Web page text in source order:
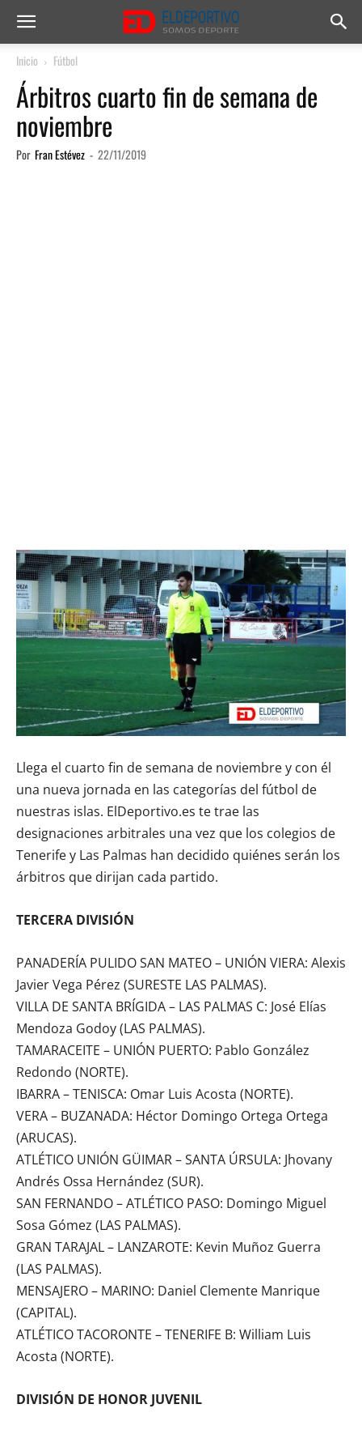
Inicio Fútbol
Árbitros cuarto fin de semana de
noviembre
Por Fran Estévez - 22/11/2019
Llega el cuarto fin de semana de noviembre y con él
una nueva jornada en las categorías del fútbol de
nuestras islas. ElDeportivo.es te trae las
designaciones arbitrales una vez que los colegios de
Tenerife y Las Palmas han decidido quiénes serán los
árbitros que dirijan cada partido.
TERCERA DIVISIÓN
PANADERÍA PULIDO SAN MATEO – UNIÓN VIERA: Alexis
Javier Vega Pérez (SURESTE LAS PALMAS).
VILLA DE SANTA BRÍGIDA – LAS PALMAS C: José Elías
Mendoza Godoy (LAS PALMAS).
TAMARACEITE – UNIÓN PUERTO: Pablo González
Redondo (NORTE).
IBARRA – TENISCA: Omar Luis Acosta (NORTE).
VERA – BUZANADA: Héctor Domingo Ortega Ortega
(ARUCAS).
ATLÉTICO UNIÓN GÜIMAR – SANTA ÚRSULA: Jhovany
Andrés Ossa Hernández (SUR).
SAN FERNANDO – ATLÉTICO PASO: Domingo Miguel
Sosa Gómez (LAS PALMAS).
GRAN TARAJAL – LANZAROTE: Kevin Muñoz Guerra
(LAS PALMAS).
MENSAJERO – MARINO: Daniel Clemente Manrique
(CAPITAL).
ATLÉTICO TACORONTE – TENERIFE B: William Luis
Acosta (NORTE).
DIVISIÓN DE HONOR JUVENIL